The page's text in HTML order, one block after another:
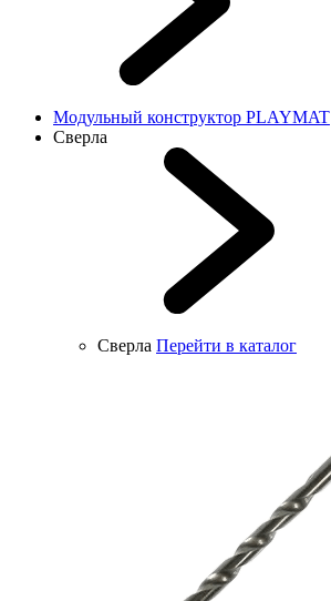
Модульный конструктор PLAYMAT
Сверла
Сверла Перейти в каталог